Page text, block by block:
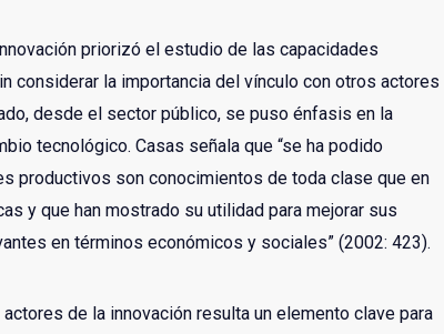
priorizó el estudio de las capacidades
considerar la importancia del vínculo con otros actores
desde el sector público, se puso énfasis en la
tecnológico. Casas señala que “se ha podido
productivos son conocimientos de toda clase que en
y que han mostrado su utilidad para mejorar sus
en términos económicos y sociales” (2002: 423).
de la innovación resulta un elemento clave para